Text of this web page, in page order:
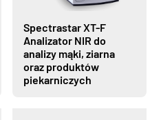
Spectrastar XT-F
Analizator NIR do
analizy mąki, ziarna
oraz produktów
piekarniczych